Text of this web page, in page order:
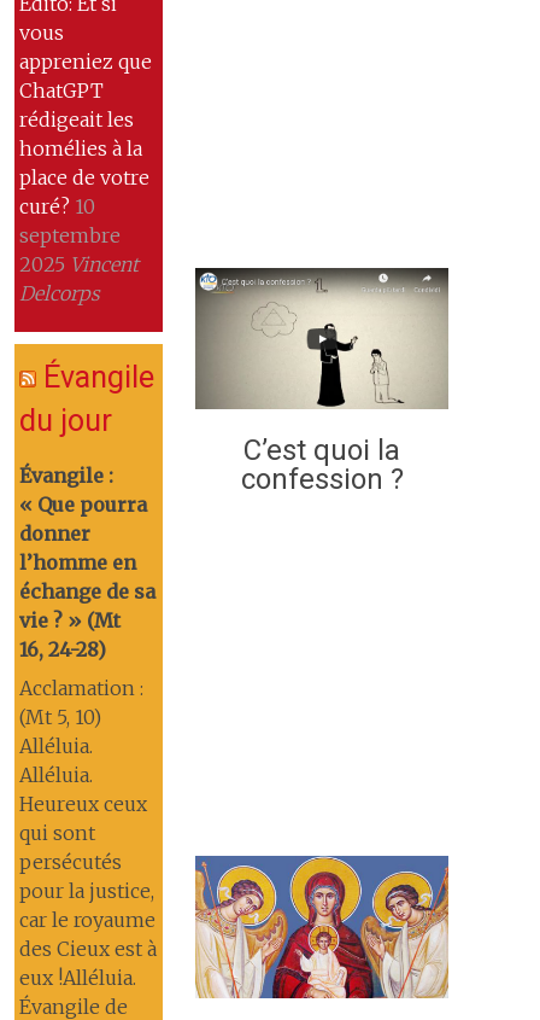
vous
appreniez que
ChatGPT
rédigeait les
homélies à la
place de votre
curé? 10
septembre
2025 Vincent
Delcorps
Évangile
du jour
Évangile :
« Que pourra
donner
l’homme en
échange de sa
vie ? » (Mt
16, 24-28)
Acclamation :
(Mt 5, 10)
Alléluia.
Alléluia.
Heureux ceux
qui sont
persécutés
pour la justice,
car le royaume
des Cieux est à
eux !Alléluia.
Évangile de
C’est quoi la
confession ?